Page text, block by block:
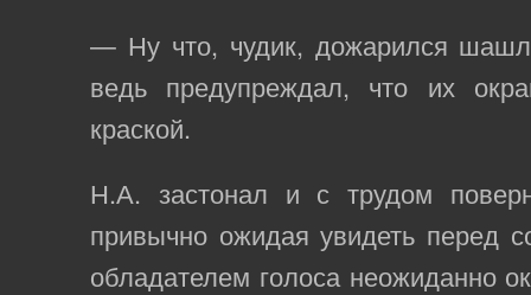
— Ну что, чудик, дожарился
ведь предупреждал, что их
краской.
Н.А. застонал и с трудом
привычно ожидая увидеть перед
обладателем голоса неожиданно